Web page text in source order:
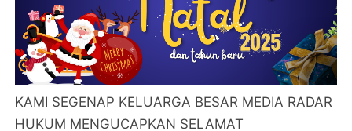
KAMI SEGENAP KELUARGA BESAR MEDIA RADAR
HUKUM MENGUCAPKAN SELAMAT